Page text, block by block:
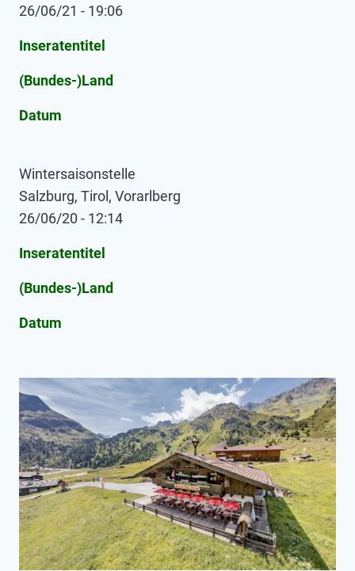
26/06/21 - 19:06
Inseratentitel
(Bundes-)Land
Datum
Wintersaisonstelle
Salzburg, Tirol, Vorarlberg
26/06/20 - 12:14
Inseratentitel
(Bundes-)Land
Datum